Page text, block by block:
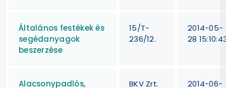
Általános festékek és
segédanyagok
beszerzése
15/T-
236/12.
2014-05-
28
Alacsonypadlós, BKV Zrt. 2014-06-